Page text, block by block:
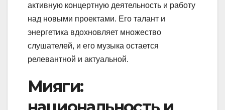
активную концертную деятельность и работу
над новыми проектами. Его талант и
энергетика вдохновляет множество
слушателей, и его музыка остается
релевантной и актуальной.
Мияги: